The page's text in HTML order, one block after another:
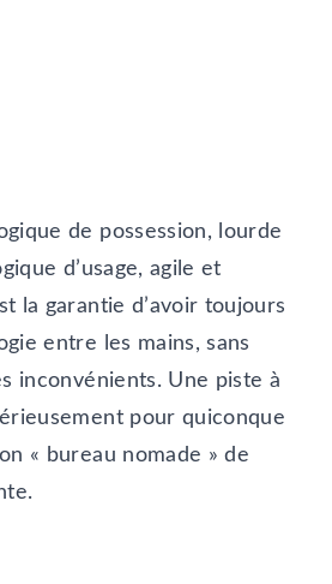
de possession, lourde
d’usage, agile et
la garantie d’avoir toujours
entre les mains, sans
inconvénients. Une piste à
pour quiconque
« bureau nomade » de